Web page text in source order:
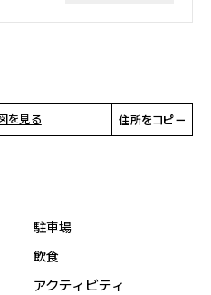
を見る 住所をコピー
駐車場
飲食
アクティビティ